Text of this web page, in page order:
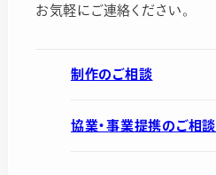
お気軽にご連絡ください。
制作のご相談
協業・事業提携のご相談